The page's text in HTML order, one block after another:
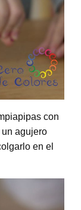
con
agujero
en el